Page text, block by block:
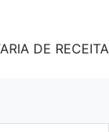
DE RECEITA